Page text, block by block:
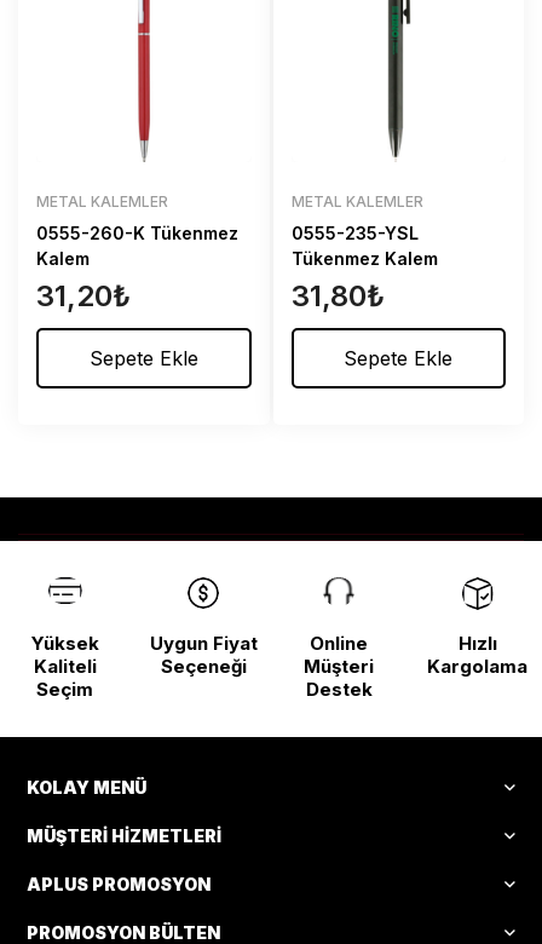
METAL KALEMLER
0555-260-K Tükenmez
Kalem
31,20₺
Sepete Ekle
METAL KALEMLER
0555-235-YSL
Tükenmez Kalem
31,80₺
Sepete Ekle
Yüksek
Kaliteli
Seçim
Uygun Fiyat
Seçeneği
Online
Müşteri
Destek
Hızlı
Kargolama
KOLAY MENÜ
MÜŞTERI HIZMETLERI
APLUS PROMOSYON
PROMOSYON BÜLTEN